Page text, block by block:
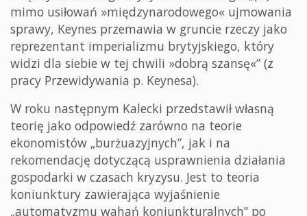
mimo usiłowań »międzynarodowego« ujmowania
sprawy, Keynes przemawia w gruncie rzeczy jako
reprezentant imperializmu brytyjskiego, który
widzi dla siebie w tej chwili »dobrą szansę«” (z
pracy Przewidywania p. Keynesa).
W roku następnym Kalecki przedstawił własną
teorię jako odpowiedź zarówno na teorie
ekonomistów „burżuazyjnych”, jak i na
rekomendację dotyczącą usprawnienia działania
gospodarki w czasach kryzysu. Jest to teoria
koniunktury zawierająca wyjaśnienie
„automatyzmu wahań koniunkturalnych” po